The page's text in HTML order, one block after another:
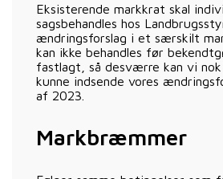
Eksisterende markkrat skal
sagsbehandles hos
ændringsforslag i et særskilt
kan ikke behandles før
fastlagt, så desværre kan vi
kunne indsende vores
af 2023.
Markbræmmer